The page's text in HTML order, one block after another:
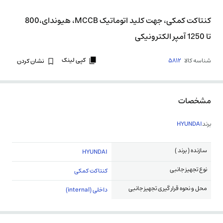
کنتاکت کمکی، جهت کلید اتوماتیک MCCB، هیوندای،800
تا 1250 آمپر الکترونیکی
شناسه کالا 5812 کپی لینک نشان کردن
مشخصات
برندHYUNDAI
سازنده ( برند )
HYUNDAI
نوع تجهیز جانبی
کنتاکت کمکی
محل و نحوه قرار گیری تجهیز جانبی
داخلی (internal)